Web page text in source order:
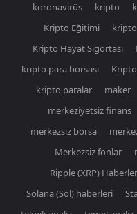
koronavirüs
kripto
Kripto Eğitimi
Kripto Hayat Sigortası
kripto para borsasi
kripto paralar
maker
merkeziyetsiz finans
merkezsiz borsa
Merkezsiz fonlar
Ripple (XRP)
Solana (Sol) haberleri